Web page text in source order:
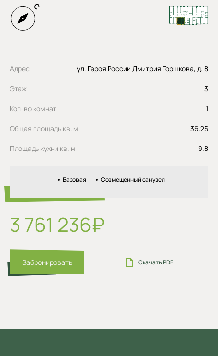
Адрес ул. Героя России Дмитрия Горшкова, д. 8
Этаж 3
Кол-во комнат 1
Общая площадь кв. м 36.25
Площадь кухни кв. м 9.8
Базовая Совмещенный санузел
3 761 236₽
Забронировать Скачать PDF